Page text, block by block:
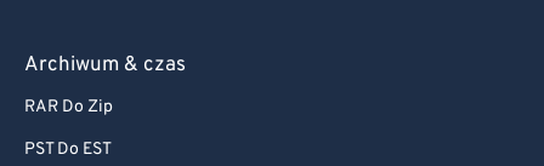
Archiwum & czas
RAR Do Zip
PST Do EST